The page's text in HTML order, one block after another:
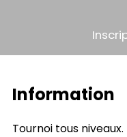
Information
Tournoi tous